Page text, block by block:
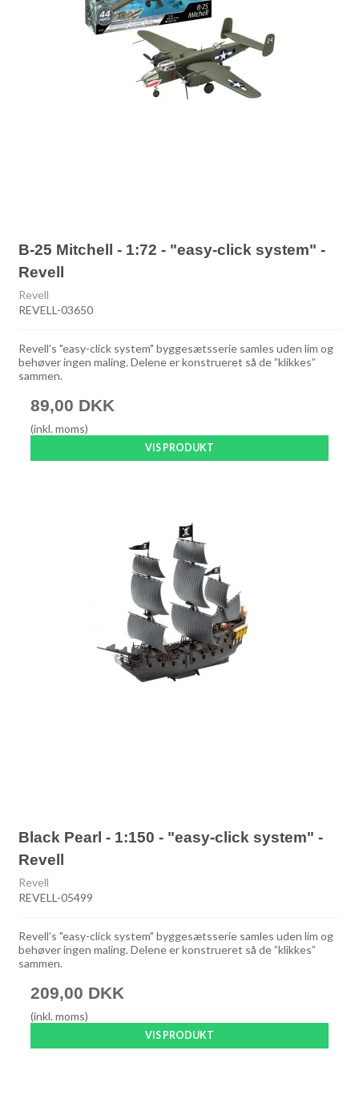
B-25 Mitchell - 1:72 - "easy-click system" -
Revell
Revell
REVELL-03650
Revell’s "easy-click system" byggesætsserie samles uden lim og
behøver ingen maling. Delene er konstrueret så de ”klikkes”
sammen.
89,00 DKK
(inkl. moms)
VIS PRODUKT
Black Pearl - 1:150 - "easy-click system" -
Revell
Revell
REVELL-05499
Revell’s "easy-click system" byggesætsserie samles uden lim og
behøver ingen maling. Delene er konstrueret så de ”klikkes”
sammen.
209,00 DKK
(inkl. moms)
VIS PRODUKT